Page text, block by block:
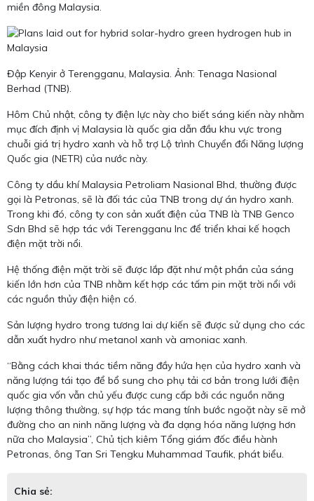
miền đông Malaysia.
Đập Kenyir ở Terengganu, Malaysia. Ảnh: Tenaga Nasional
Berhad (TNB).
Hôm Chủ nhật, công ty điện lực này cho biết sáng kiến này nhằm
mục đích định vị Malaysia là quốc gia dẫn đầu khu vực trong
chuỗi giá trị hydro xanh và hỗ trợ Lộ trình Chuyển đổi Năng lượng
Quốc gia (NETR) của nước này.
Công ty dầu khí Malaysia Petroliam Nasional Bhd, thường được
gọi là Petronas, sẽ là đối tác của TNB trong dự án hydro xanh.
Trong khi đó, công ty con sản xuất điện của TNB là TNB Genco
Sdn Bhd sẽ hợp tác với Terengganu Inc để triển khai kế hoạch
điện mặt trời nổi.
Hệ thống điện mặt trời sẽ được lắp đặt như một phần của sáng
kiến lớn hơn của TNB nhằm kết hợp các tấm pin mặt trời nổi với
các nguồn thủy điện hiện có.
Sản lượng hydro trong tương lai dự kiến sẽ được sử dụng cho các
dẫn xuất hydro như metanol xanh và amoniac xanh.
“Bằng cách khai thác tiềm năng đầy hứa hẹn của hydro xanh và
năng lượng tái tạo để bổ sung cho phụ tải cơ bản trong lưới điện
quốc gia vốn vẫn chủ yếu được cung cấp bởi các nguồn năng
lượng thông thường, sự hợp tác mang tính bước ngoặt này sẽ mở
đường cho an ninh năng lượng và đa dạng hóa năng lượng hơn
nữa cho Malaysia”, Chủ tịch kiêm Tổng giám đốc điều hành
Petronas, ông Tan Sri Tengku Muhammad Taufik, phát biểu.
Chia sẻ: